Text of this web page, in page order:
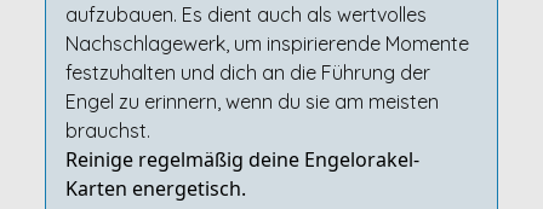
aufzubauen. Es dient auch als wertvolles
Nachschlagewerk, um inspirierende Momente
festzuhalten und dich an die Führung der
Engel zu erinnern, wenn du sie am meisten
brauchst.
Reinige regelmäßig deine Engelorakel-
Karten energetisch.